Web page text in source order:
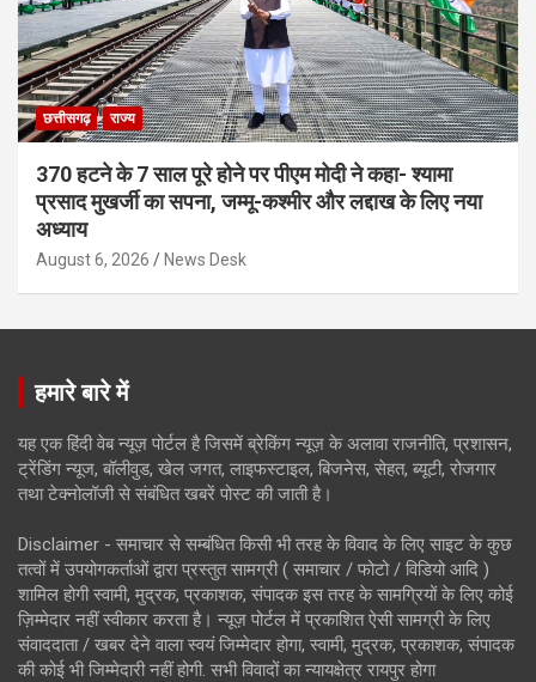
छत्तीसगढ़ राज्य
370 हटने के 7 साल पूरे होने पर पीएम मोदी ने कहा- श्यामा
प्रसाद मुखर्जी का सपना, जम्मू-कश्मीर और लद्दाख के लिए नया
अध्याय
August 6, 2026 News Desk
हमारे बारे में
यह एक हिंदी वेब न्यूज़ पोर्टल है जिसमें ब्रेकिंग न्यूज़ के अलावा राजनीति, प्रशासन,
ट्रेंडिंग न्यूज, बॉलीवुड, खेल जगत, लाइफस्टाइल, बिजनेस, सेहत, ब्यूटी, रोजगार
तथा टेक्नोलॉजी से संबंधित खबरें पोस्ट की जाती है।
Disclaimer - समाचार से सम्बंधित किसी भी तरह के विवाद के लिए साइट के कुछ
तत्वों में उपयोगकर्ताओं द्वारा प्रस्तुत सामग्री ( समाचार / फोटो / विडियो आदि )
शामिल होगी स्वामी, मुद्रक, प्रकाशक, संपादक इस तरह के सामग्रियों के लिए कोई
ज़िम्मेदार नहीं स्वीकार करता है। न्यूज़ पोर्टल में प्रकाशित ऐसी सामग्री के लिए
संवाददाता / खबर देने वाला स्वयं जिम्मेदार होगा, स्वामी, मुद्रक, प्रकाशक, संपादक
की कोई भी जिम्मेदारी नहीं होगी. सभी विवादों का न्यायक्षेत्र रायपुर होगा